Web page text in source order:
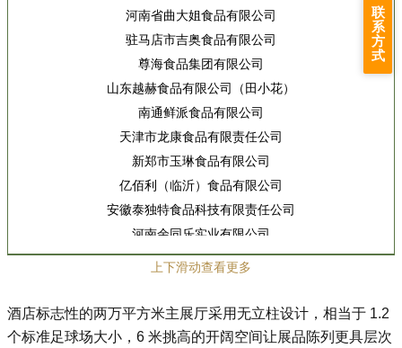
河南省曲大姐食品有限公司
驻马店市吉奥食品有限公司
尊海食品集团有限公司
山东越赫食品有限公司（田小花）
南通鲜派食品有限公司
天津市龙康食品有限责任公司
新郑市玉琳食品有限公司
亿佰利（临沂）食品有限公司
安徽泰独特食品科技有限责任公司
河南余同乐实业有限公司
浙江乡下香食品有限公司
山西平遥兆辉食品有限公司
福建闽佳鹭食品有限公司（俏逗妈）
上下滑动查看更多
酒店标志性的两万平方米主展厅采用无立柱设计，相当于 1.2
个标准足球场大小，6 米挑高的开阔空间让展品陈列更具层次
联
系
方
式